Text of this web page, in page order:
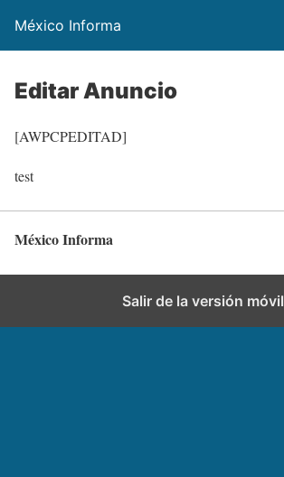
México Informa
Editar Anuncio
[AWPCPEDITAD]
test
México Informa
Salir de la versión móvil